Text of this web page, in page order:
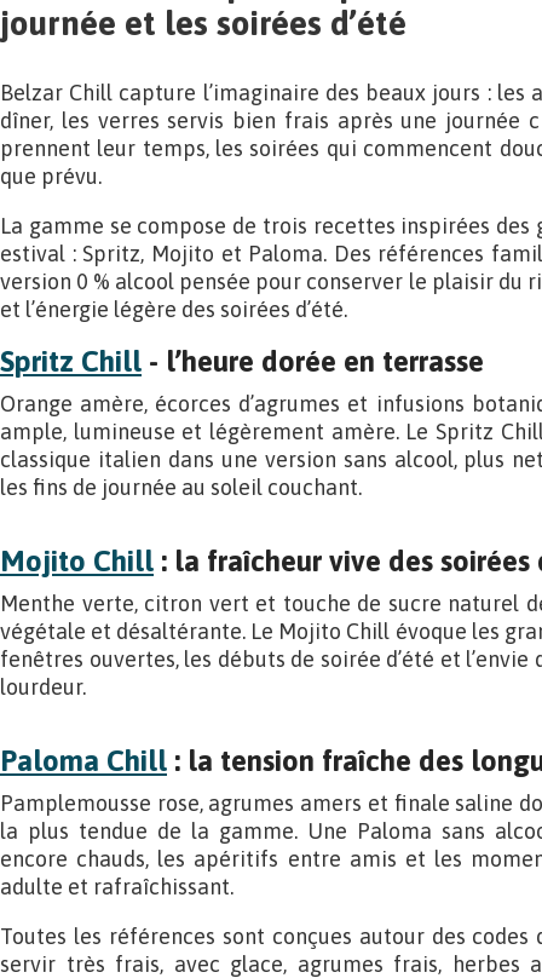
journée et les soirées d’été
Belzar Chill capture l’imaginaire des beaux jours :
dîner, les verres servis bien frais après une journée
prennent leur temps, les soirées qui commencent
que prévu.
La gamme se compose de trois recettes inspirées des
estival : Spritz, Mojito et Paloma. Des références
version 0 % alcool pensée pour conserver le plaisir du
et l’énergie légère des soirées d’été.
Spritz Chill - l’heure dorée en terrasse
Orange amère, écorces d’agrumes et infusions
ample, lumineuse et légèrement amère. Le Spritz
classique italien dans une version sans alcool, plus
les fins de journée au soleil couchant.
Mojito Chill : la fraîcheur vive des
Menthe verte, citron vert et touche de sucre naturel
végétale et désaltérante. Le Mojito Chill évoque les
fenêtres ouvertes, les débuts de soirée d’été et
lourdeur.
Paloma Chill : la tension fraîche des
Pamplemousse rose, agrumes amers et finale saline
la plus tendue de la gamme. Une Paloma sans
encore chauds, les apéritifs entre amis et les
adulte et rafraîchissant.
Toutes les références sont conçues autour des
servir très frais, avec glace, agrumes frais, herbes